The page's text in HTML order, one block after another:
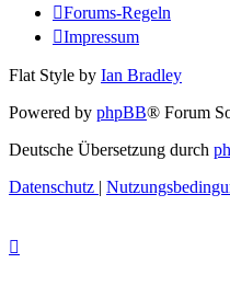
Forums-Regeln
Impressum
Flat Style by Ian Bradley
Powered by phpBB® Forum
Deutsche Übersetzung durch
Datenschutz |